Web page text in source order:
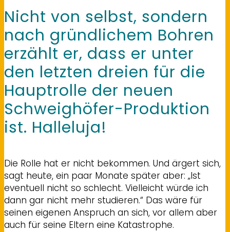
Nicht von selbst, sondern
nach gründlichem Bohren
erzählt er, dass er unter
den letzten dreien für die
Hauptrolle der neuen
Schweighöfer-Produktion
ist. Halleluja!
Die Rolle hat er nicht bekommen. Und ärgert sich,
sagt heute, ein paar Monate später aber: „Ist
eventuell nicht so schlecht. Vielleicht würde ich
dann gar nicht mehr studieren.“ Das wäre für
seinen eigenen Anspruch an sich, vor allem aber
auch für seine Eltern eine Katastrophe.